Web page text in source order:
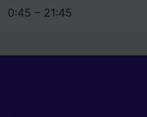
0:45 – 21:45